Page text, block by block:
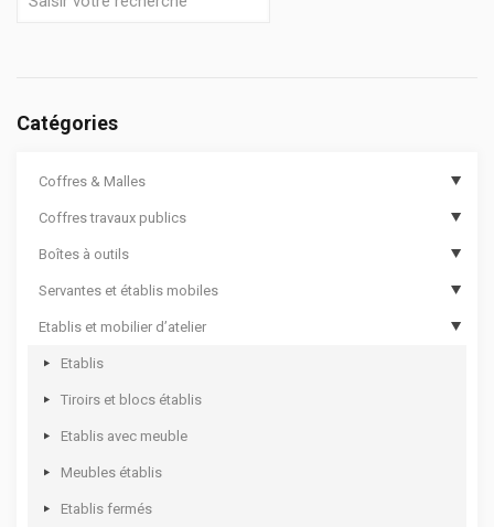
Catégories
Coffres & Malles
Coffres de chantier
Options de coffres de chantier
Malles cantines
Coffres aluminium
Coffres rotomoulés
Coffres travaux publics
Coffres de travaux publics
Coffres de travaux publics sécurisés
Boîtes à outils
Boîtes à outils compartimentées
Boîtes à outils
Sacs à outils
Bac de transport pour outillage
Coffres de rangement
Valises à outils
Mallettes plastique à casiers
Servantes et établis mobiles
Servantes d’atelier 12000
Servantes d’atelier 8000
Servantes d’atelier 7000
Servantes d’atelier 6000
Etablis mobiles
Coffres d’atelier
Etablis et mobilier d’atelier
Etablis
Tiroirs et blocs établis
Etablis avec meuble
Meubles établis
Etablis fermés